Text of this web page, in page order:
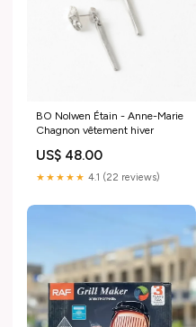
BO Nolwen Étain - Anne-Marie
Chagnon vêtement hiver
US$ 48.00
★★★★★ 4.1 (22 reviews)